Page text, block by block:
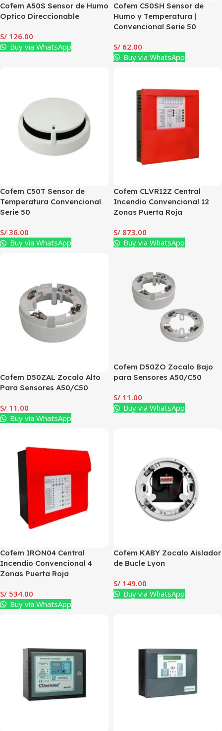
Cofem A50S Sensor de Humo
Optico Direccionable
S/ 126.00
Buy via WhatsApp
Cofem C50SH Sensor de
Humo y Temperatura |
Convencional Serie 50
S/ 62.00
Buy via WhatsApp
Cofem C50T Sensor de
Temperatura Convencional
Serie 50
S/ 36.00
Buy via WhatsApp
Cofem CLVR12Z Central
Incendio Convencional 12
Zonas Puerta Roja
S/ 873.00
Buy via WhatsApp
Cofem D50ZAL Zocalo Alto
Para Sensores A50/C50
S/ 11.00
Buy via WhatsApp
Cofem D50ZO Zocalo Bajo
para Sensores A50/C50
S/ 11.00
Buy via WhatsApp
Cofem IRON04 Central
Incendio Convencional 4
Zonas Puerta Roja
S/ 534.00
Buy via WhatsApp
Cofem KABY Zocalo Aislador
de Bucle Lyon
S/ 149.00
Buy via WhatsApp